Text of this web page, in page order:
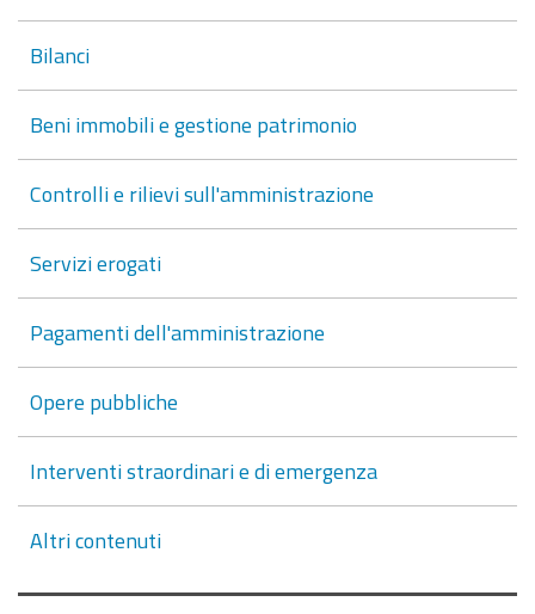
Bilanci
Beni immobili e gestione patrimonio
Controlli e rilievi sull'amministrazione
Servizi erogati
Pagamenti dell'amministrazione
Opere pubbliche
Interventi straordinari e di emergenza
Altri contenuti